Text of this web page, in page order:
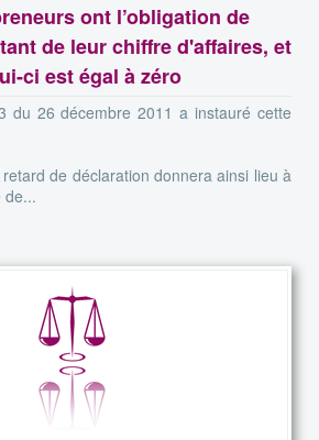
ont l’obligation de
de leur chiffre d'affaires, et
ci est égal à zéro
du 26 décembre 2011 a instauré cette
de déclaration donnera ainsi lieu à
de...